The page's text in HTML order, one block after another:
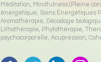
Méditation, Mindfulness (Pleine
énergétique, Soins Énergétiques
Aromathérapie, Décodage
Lithothérapie, Phytothérapie,
psychocorporelle,Acupression,